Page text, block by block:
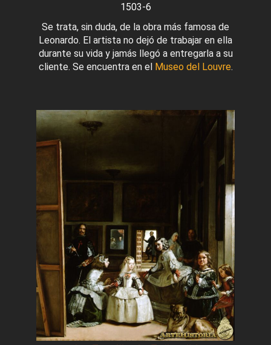
1503-6
Se trata, sin duda, de la obra más famosa de
Leonardo. El artista no dejó de trabajar en ella
durante su vida y jamás llegó a entregarla a su
cliente. Se encuentra en el Museo del Louvre.